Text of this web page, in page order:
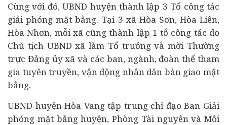
Cùng với đó, UBND huyện thành lập 3 Tổ công tác
giải phóng mặt bằng. Tại 3 xã Hòa Sơn, Hòa Liên,
Hòa Nhơn, mỗi xã cũng thành lập 1 tổ công tác do
Chủ tịch UBND xã làm Tổ trưởng và mời Thường
trực Đảng ủy xã và các ban, ngành, đoàn thể tham
gia tuyên truyền, vận động nhân dân bàn giao mặt
bằng.
UBND huyện Hòa Vang tập trung chỉ đạo Ban Giải
phóng mặt bằng huyện, Phòng Tài nguyên và Môi